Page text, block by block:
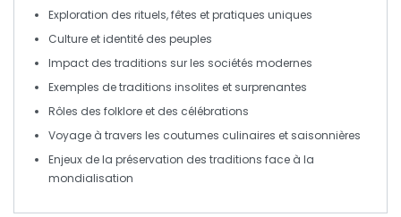
Exploration des rituels,fêtes etpratiques uniques
Culture etidentité des peuples
Impact des traditions sur les sociétés modernes
Exemples detraditions insolites et surprenantes
Rôles des folklore et des célébrations
Voyage à travers les coutumes culinaires et saisonnières
Enjeux de la préservation des traditions face à la
mondialisation